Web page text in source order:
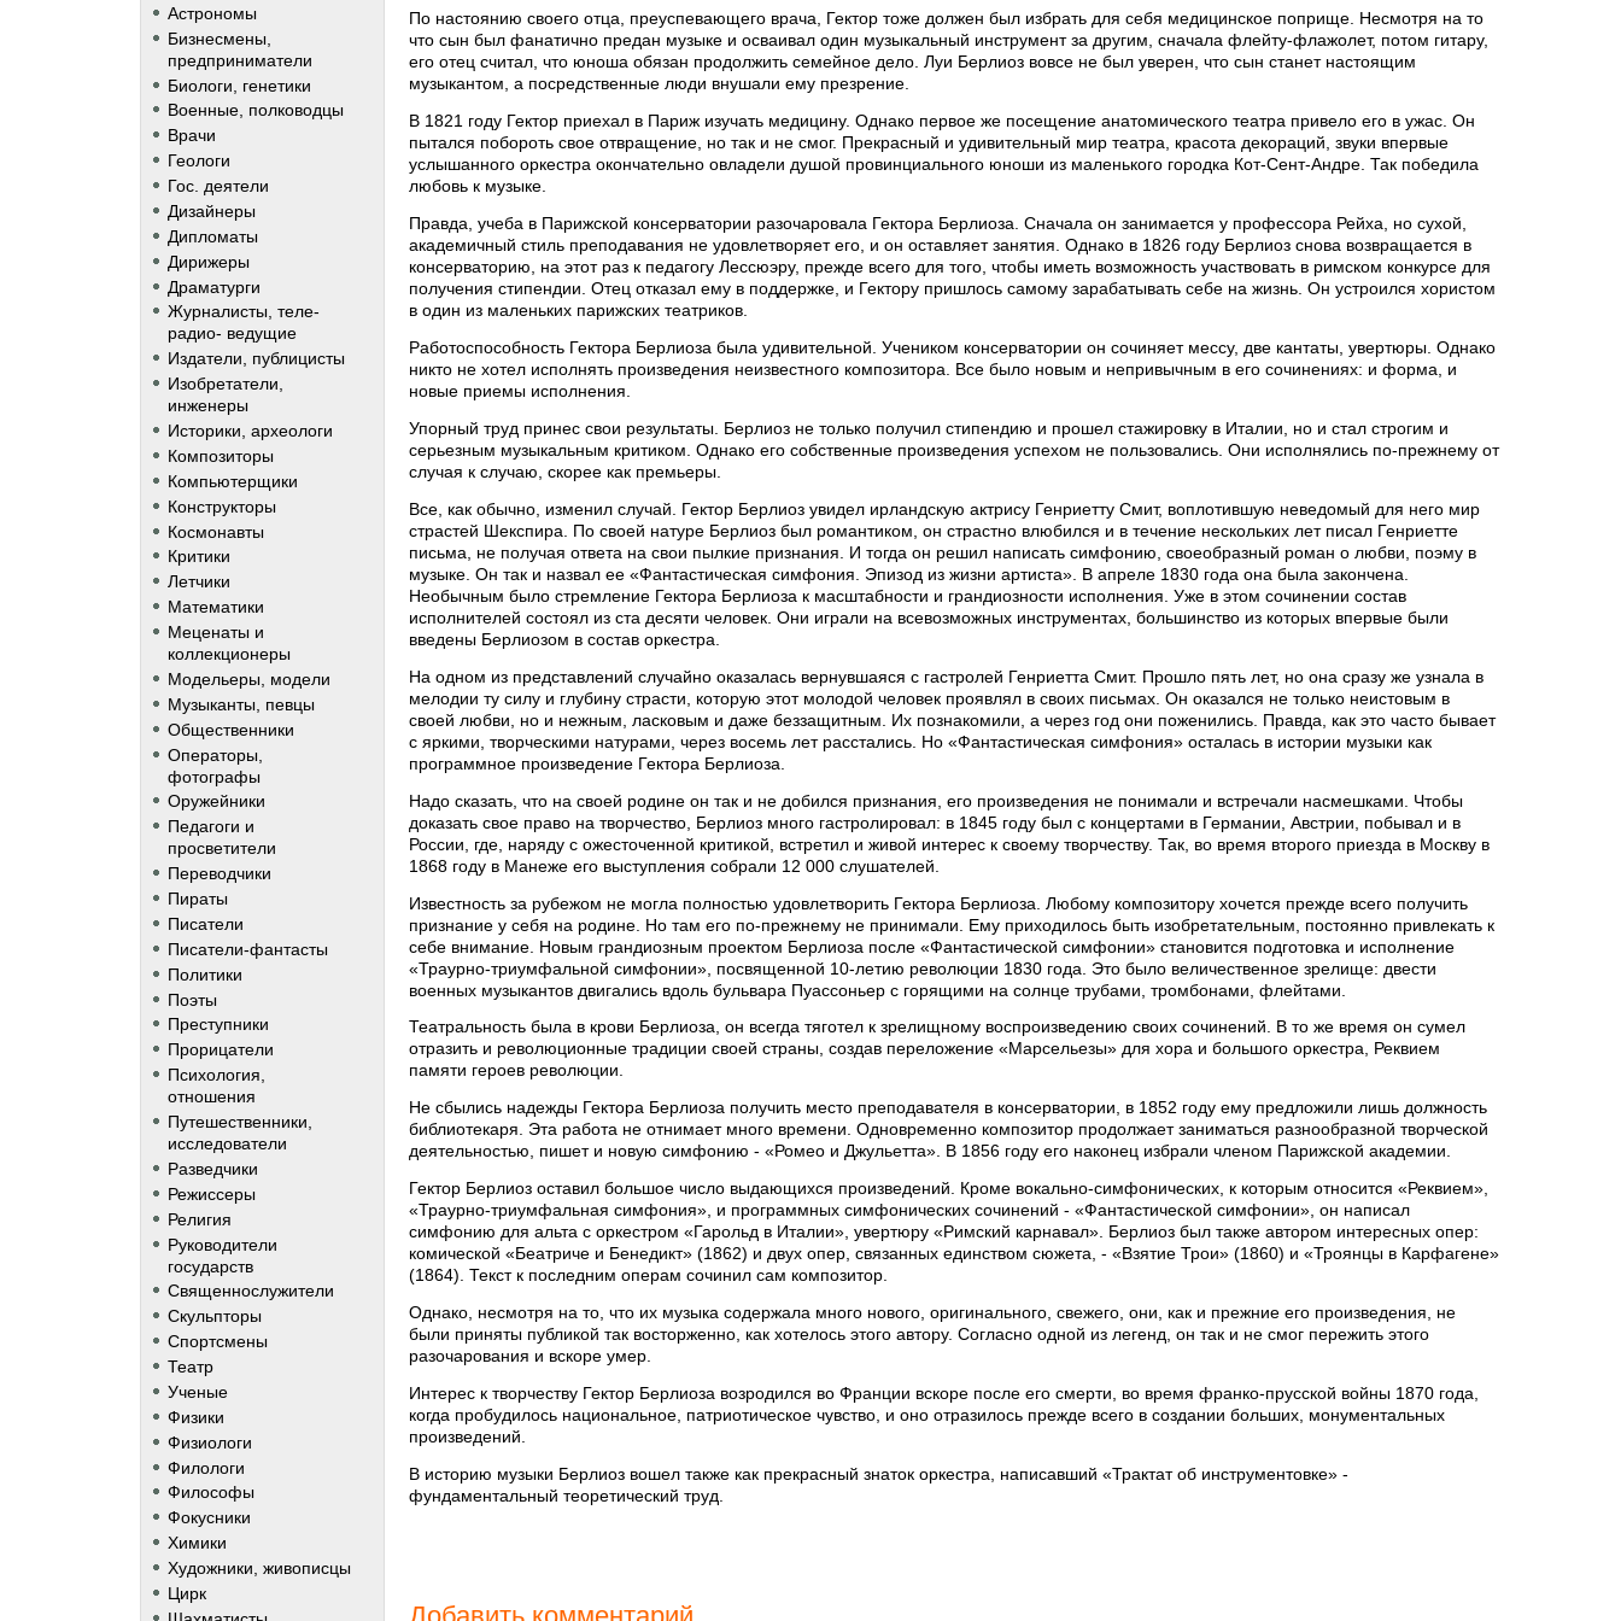
Астрономы
Бизнесмены,
предприниматели
Биологи, генетики
Военные, полководцы
Врачи
Геологи
Гос. деятели
Дизайнеры
Дипломаты
Дирижеры
Драматурги
Журналисты, теле-
радио- ведущие
Издатели, публицисты
Изобретатели,
инженеры
Историки, археологи
Композиторы
Компьютерщики
Конструкторы
Космонавты
Критики
Летчики
Математики
Меценаты и
коллекционеры
Модельеры, модели
Музыканты, певцы
Общественники
Операторы,
фотографы
Оружейники
Педагоги и
просветители
Переводчики
Пираты
Писатели
Писатели-фантасты
Политики
Поэты
Преступники
Прорицатели
Психология,
отношения
Путешественники,
исследователи
Разведчики
Режиссеры
Религия
Руководители
государств
Священнослужители
Скульпторы
Спортсмены
Театр
Ученые
Физики
Физиологи
Филологи
Философы
Фокусники
Химики
Художники, живописцы
Цирк
По настоянию своего отца, преуспевающего врача, Гектор тоже должен был избрать для себя медицинское поприще. Несмотря на то
что сын был фанатично предан музыке и осваивал один музыкальный инструмент за другим, сначала флейту-флажолет, потом гитару,
его отец считал, что юноша обязан продолжить семейное дело. Луи Берлиоз вовсе не был уверен, что сын станет настоящим
музыкантом, а посредственные люди внушали ему презрение.
В 1821 году Гектор приехал в Париж изучать медицину. Однако первое же посещение анатомического театра привело его в ужас. Он
пытался побороть свое отвращение, но так и не смог. Прекрасный и удивительный мир театра, красота декораций, звуки впервые
услышанного оркестра окончательно овладели душой провинциального юноши из маленького городка Кот-Сент-Андре. Так победила
любовь к музыке.
Правда, учеба в Парижской консерватории разочаровала Гектора Берлиоза. Сначала он занимается у профессора Рейха, но сухой,
академичный стиль преподавания не удовлетворяет его, и он оставляет занятия. Однако в 1826 году Берлиоз снова возвращается в
консерваторию, на этот раз к педагогу Лессюэру, прежде всего для того, чтобы иметь возможность участвовать в римском конкурсе для
получения стипендии. Отец отказал ему в поддержке, и Гектору пришлось самому зарабатывать себе на жизнь. Он устроился хористом
в один из маленьких парижских театриков.
Работоспособность Гектора Берлиоза была удивительной. Учеником консерватории он сочиняет мессу, две кантаты, увертюры. Однако
никто не хотел исполнять произведения неизвестного композитора. Все было новым и непривычным в его сочинениях: и форма, и
новые приемы исполнения.
Упорный труд принес свои результаты. Берлиоз не только получил стипендию и прошел стажировку в Италии, но и стал строгим и
серьезным музыкальным критиком. Однако его собственные произведения успехом не пользовались. Они исполнялись по-прежнему от
случая к случаю, скорее как премьеры.
Все, как обычно, изменил случай. Гектор Берлиоз увидел ирландскую актрису Генриетту Смит, воплотившую неведомый для него мир
страстей Шекспира. По своей натуре Берлиоз был романтиком, он страстно влюбился и в течение нескольких лет писал Генриетте
письма, не получая ответа на свои пылкие признания. И тогда он решил написать симфонию, своеобразный роман о любви, поэму в
музыке. Он так и назвал ее «Фантастическая симфония. Эпизод из жизни артиста». В апреле 1830 года она была закончена.
Необычным было стремление Гектора Берлиоза к масштабности и грандиозности исполнения. Уже в этом сочинении состав
исполнителей состоял из ста десяти человек. Они играли на всевозможных инструментах, большинство из которых впервые были
введены Берлиозом в состав оркестра.
На одном из представлений случайно оказалась вернувшаяся с гастролей Генриетта Смит. Прошло пять лет, но она сразу же узнала в
мелодии ту силу и глубину страсти, которую этот молодой человек проявлял в своих письмах. Он оказался не только неистовым в
своей любви, но и нежным, ласковым и даже беззащитным. Их познакомили, а через год они поженились. Правда, как это часто бывает
с яркими, творческими натурами, через восемь лет расстались. Но «Фантастическая симфония» осталась в истории музыки как
программное произведение Гектора Берлиоза.
Надо сказать, что на своей родине он так и не добился признания, его произведения не понимали и встречали насмешками. Чтобы
доказать свое право на творчество, Берлиоз много гастролировал: в 1845 году был с концертами в Германии, Австрии, побывал и в
России, где, наряду с ожесточенной критикой, встретил и живой интерес к своему творчеству. Так, во время второго приезда в Москву в
1868 году в Манеже его выступления собрали 12 000 слушателей.
Известность за рубежом не могла полностью удовлетворить Гектора Берлиоза. Любому композитору хочется прежде всего получить
признание у себя на родине. Но там его по-прежнему не принимали. Ему приходилось быть изобретательным, постоянно привлекать к
себе внимание. Новым грандиозным проектом Берлиоза после «Фантастической симфонии» становится подготовка и исполнение
«Траурно-триумфальной симфонии», посвященной 10-летию революции 1830 года. Это было величественное зрелище: двести
военных музыкантов двигались вдоль бульвара Пуассоньер с горящими на солнце трубами, тромбонами, флейтами.
Театральность была в крови Берлиоза, он всегда тяготел к зрелищному воспроизведению своих сочинений. В то же время он сумел
отразить и революционные традиции своей страны, создав переложение «Марсельезы» для хора и большого оркестра, Реквием
памяти героев революции.
Не сбылись надежды Гектора Берлиоза получить место преподавателя в консерватории, в 1852 году ему предложили лишь должность
библиотекаря. Эта работа не отнимает много времени. Одновременно композитор продолжает заниматься разнообразной творческой
деятельностью, пишет и новую симфонию - «Ромео и Джульетта». В 1856 году его наконец избрали членом Парижской академии.
Гектор Берлиоз оставил большое число выдающихся произведений. Кроме вокально-симфонических, к которым относится «Реквием»,
«Траурно-триумфальная симфония», и программных симфонических сочинений - «Фантастической симфонии», он написал
симфонию для альта с оркестром «Гарольд в Италии», увертюру «Римский карнавал». Берлиоз был также автором интересных опер:
комической «Беатриче и Бенедикт» (1862) и двух опер, связанных единством сюжета, - «Взятие Трои» (1860) и «Троянцы в Карфагене»
(1864). Текст к последним операм сочинил сам композитор.
Однако, несмотря на то, что их музыка содержала много нового, оригинального, свежего, они, как и прежние его произведения, не
были приняты публикой так восторженно, как хотелось этого автору. Согласно одной из легенд, он так и не смог пережить этого
разочарования и вскоре умер.
Интерес к творчеству Гектор Берлиоза возродился во Франции вскоре после его смерти, во время франко-прусской войны 1870 года,
когда пробудилось национальное, патриотическое чувство, и оно отразилось прежде всего в создании больших, монументальных
произведений.
В историю музыки Берлиоз вошел также как прекрасный знаток оркестра, написавший «Трактат об инструментовке» -
фундаментальный теоретический труд.